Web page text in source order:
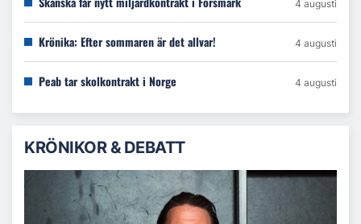
4 augusti
Krönika: Efter sommaren är det allvar! 4 augusti
Peab tar skolkontrakt i Norge 4 augusti
KRÖNIKOR & DEBATT